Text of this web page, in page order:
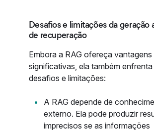
Desafios e limitações da geração
de recuperação
Embora a RAG ofereça vantagens
significativas, ela também
desafios e limitações:
A RAG depende de
externo. Ela pode produzir
imprecisos se as informações